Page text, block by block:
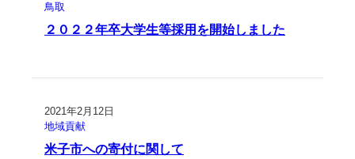
鳥取
２０２２年卒大学生等採用を開始しました
2021年2月12日
地域貢献
米子市への寄付に関して